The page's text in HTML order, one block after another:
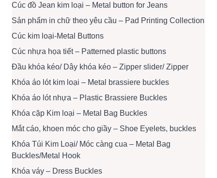
Cúc đồ Jean kim loại – Metal button for Jeans
Sản phẩm in chữ theo yêu cầu – Pad Printing Collection
Cúc kim loại-Metal Buttons
Cúc nhựa họa tiết – Patterned plastic buttons
Đầu khóa kéo/ Dây khóa kéo – Zipper slider/ Zipper
Khóa áo lót kim loại – Metal brassiere buckles
Khóa áo lót nhựa – Plastic Brassiere Buckles
Khóa cặp Kim loại – Metal Bag Buckles
Mắt cáo, khoen móc cho giầy – Shoe Eyelets, buckles
Khóa Túi Kim Loại/ Móc càng cua – Metal Bag
Buckles/Metal Hook
Khóa váy – Dress Buckles